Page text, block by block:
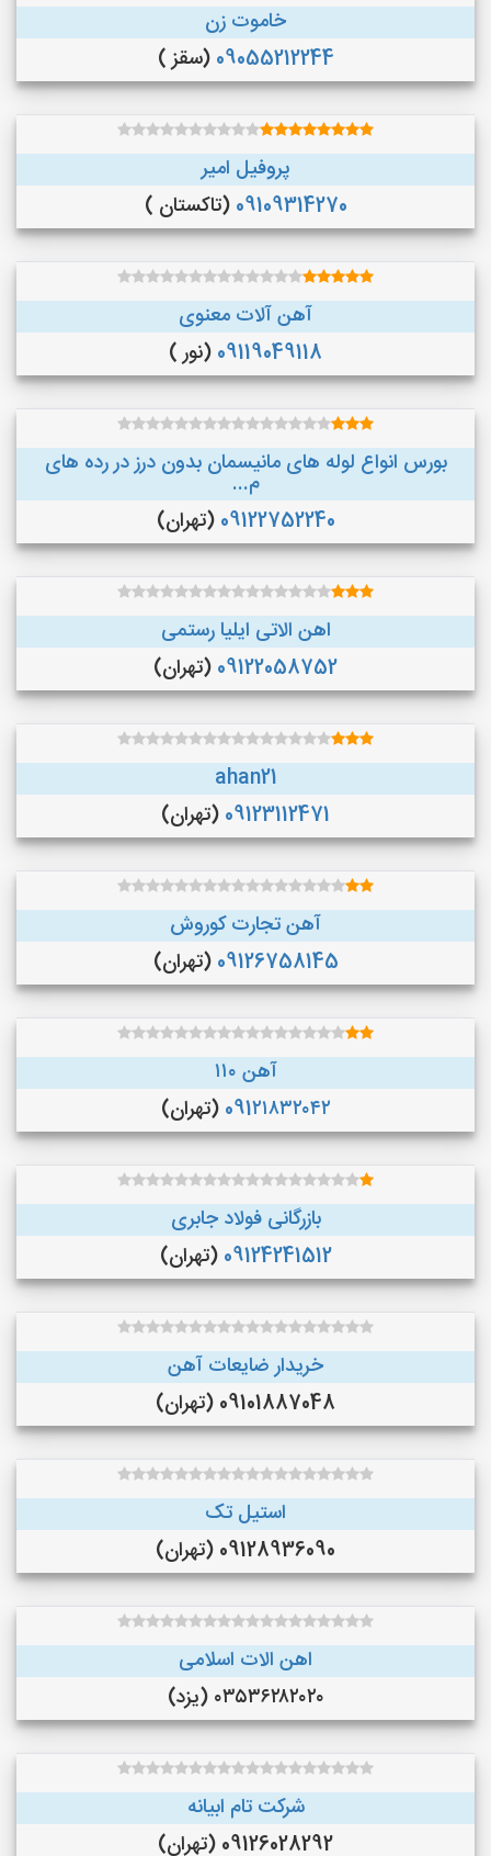
خاموت زن
09055212244 (سقز )
پروفیل امیر
09109314270 (تاکستان )
آهن آلات معنوی
09119049118 (نور )
بورس انواع لوله های مانیسمان بدون درز در رده های
م...
09122752240 (تهران)
اهن الاتی ایلیا رستمی
09122058752 (تهران)
ahan21
09123112471 (تهران)
آهن تجارت کوروش
09126758145 (تهران)
آهن ۱۱۰
091۲۱۸۳۲۰۴۲ (تهران)
بازرگانی فولاد جابری
09124241512 (تهران)
خریدار ضایعات آهن
09101887048 (تهران)
استیل تک
09128936090 (تهران)
اهن الات اسلامی
۰۳۵۳۶۲۸۲۰۲۰ (یزد)
شرکت تام ابیانه
09126028292 (تهران)